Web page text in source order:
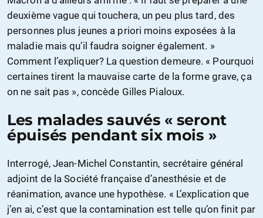
deuxième vague qui touchera, un peu plus tard, des
personnes plus jeunes a priori moins exposées à la
maladie mais qu’il faudra soigner également. »
Comment l’expliquer? La question demeure. « Pourquoi
certaines tirent la mauvaise carte de la forme grave, ça
on ne sait pas », concède Gilles Pialoux.
Les malades sauvés « seront
épuisés pendant six mois »
Interrogé, Jean-Michel Constantin, secrétaire général
adjoint de la Société française d’anesthésie et de
réanimation, avance une hypothèse. « L’explication que
j’en ai, c’est que la contamination est telle qu’on finit par